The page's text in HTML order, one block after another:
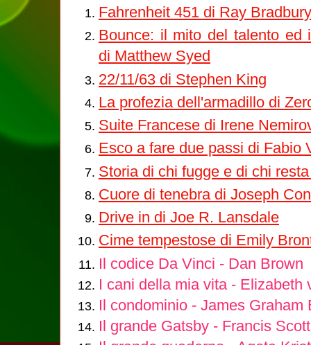
Fahrenheit 451 di Ray Bradbury
Bounce: il mito del talento ed
di Matthew Syed
22/11/63 di Stephen King
La profezia dell'armadillo di
Suite Francese di Irene
Esco a fare due passi di Fabio
Storia di chi fugge e di chi
Cuore di tenebra di Joseph
Drive in di Joe R. Lansdale
Cime tempestose di Emily
Il codice Da Vinci - Dan Brown
I cani della mia vita - Elizabeth
Il condominio - James Graham
Il grande Gatsby - Francis